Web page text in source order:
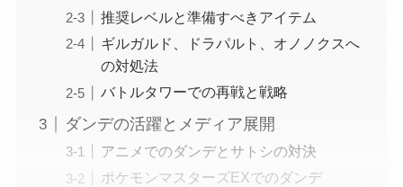
推奨レベルと準備すべきアイテム
ギルガルド、ドラパルト、オノノクスへ
の対処法
バトルタワーでの再戦と戦略
ダンデの活躍とメディア展開
アニメでのダンデとサトシの対決
ポケモンマスターズEXでのダンデ